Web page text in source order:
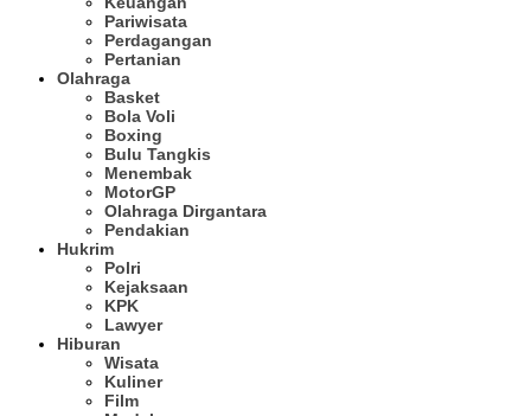
Pariwisata
Perdagangan
Pertanian
Olahraga
Basket
Bola Voli
Boxing
Bulu Tangkis
Menembak
MotorGP
Olahraga Dirgantara
Pendakian
Hukrim
Polri
Kejaksaan
KPK
Lawyer
Hiburan
Wisata
Kuliner
Film